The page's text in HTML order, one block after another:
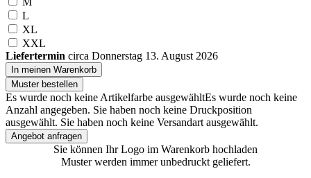
L
XL
XXL
Liefertermin circa Donnerstag 13. August 2026
In meinen Warenkorb
Muster bestellen
Es wurde noch keine Artikelfarbe ausgewähltEs wurde noch keine
Anzahl angegeben. Sie haben noch keine Druckposition
ausgewählt. Sie haben noch keine Versandart ausgewählt.
Angebot anfragen
Sie können Ihr Logo im Warenkorb hochladen
Muster werden immer unbedruckt geliefert.